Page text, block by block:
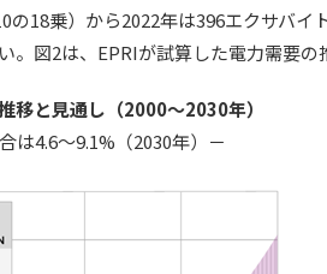
18乗）から2022年は396エクサバイ
図2は、EPRIが試算した電力需要の
移と見通し（2000～2030年）
は4.6～9.1%（2030年）－